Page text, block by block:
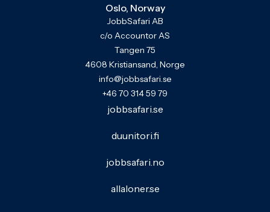
Oslo, Norway
JobbSafari AB
c/o Accountor AS
Tangen 75
4608 Kristiansand, Norge
info@jobbsafari.se
+46 70 314 59 79
jobbsafari.se
duunitori.fi
jobbsafari.no
allaloner.se